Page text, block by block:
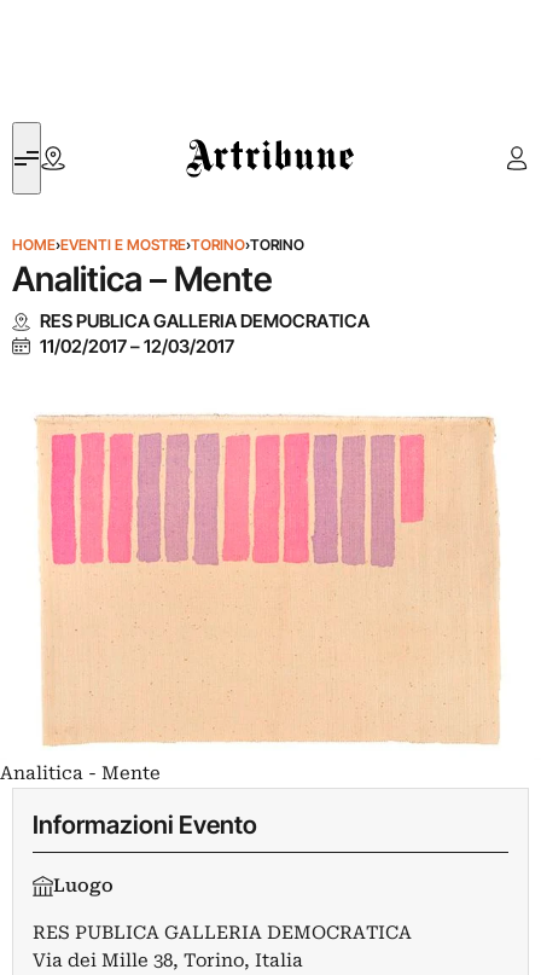
Artribune
HOME›EVENTI E MOSTRE›TORINO›TORINO
Analitica – Mente
RES PUBLICA GALLERIA DEMOCRATICA
11/02/2017–12/03/2017
Analitica - Mente
Informazioni Evento
Luogo
RES PUBLICA GALLERIA DEMOCRATICA
Via dei Mille 38, Torino, Italia